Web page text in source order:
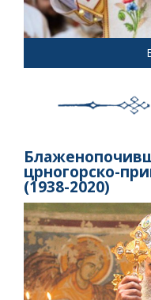
црногорско-
(1938-2020)